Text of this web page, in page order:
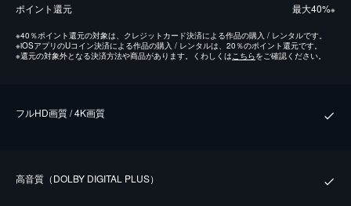
ポイント還元 最⼤40%※
※40％ポイント還元の対象は、クレジットカード決済による作品の購入 / レンタルです。
※iOSアプリのUコイン決済による作品の購入 / レンタルは、20％のポイント還元です。
※還元の対象外となる決済方法や商品があります。くわしくは こちらをご確認ください。
フルHD画質 / 4K画質
⾼⾳質（DOLBY DIGITAL PLUS）